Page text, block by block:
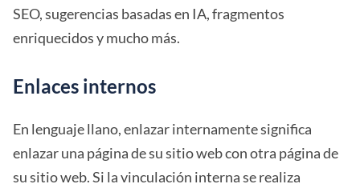
SEO, sugerencias basadas en IA, fragmentos
enriquecidos y mucho más.
Enlaces internos
En lenguaje llano, enlazar internamente significa
enlazar una página de su sitio web con otra página de
su sitio web. Si la vinculación interna se realiza